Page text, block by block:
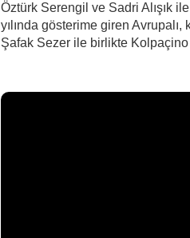
Öztürk Serengil ve Sadri Alışık
yılında gösterime giren Avrupalı,
Şafak Sezer ile birlikte Kolpaçino